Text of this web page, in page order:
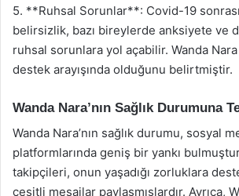
5. **Ruhsal Sorunlar**: Covid-19
belirsizlik, bazı bireylerde anksiyete ve
ruhsal sorunlara yol açabilir. Wanda
destek arayışında olduğunu belirtmiştir.
Wanda Nara’nın Sağlık Durumuna
Wanda Nara’nın sağlık durumu, sosyal
platformlarında geniş bir yankı
takipçileri, onun yaşadığı zorluklara
çeşitli mesajlar paylaşmışlardır. Ayrıca,